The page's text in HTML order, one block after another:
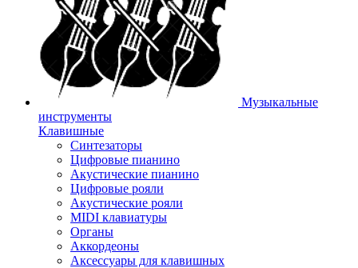
Музыкальные
инструменты
Клавишные
Синтезаторы
Цифровые пианино
Акустические пианино
Цифровые рояли
Акустические рояли
MIDI клавиатуры
Органы
Аккордеоны
Аксессуары для клавишных